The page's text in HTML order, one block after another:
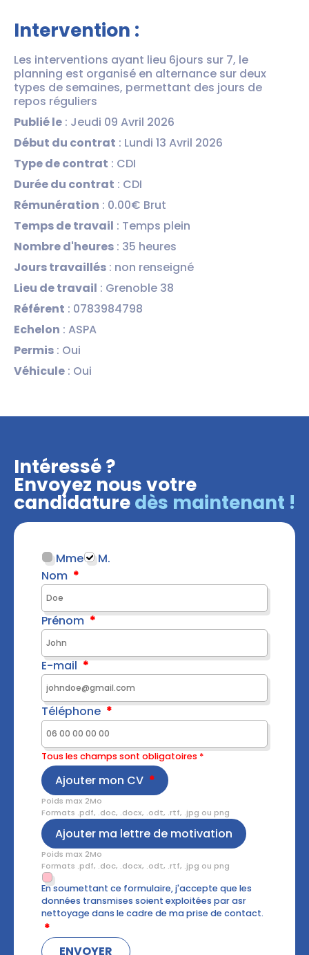
Intervention :
Les interventions ayant lieu 6jours sur 7, le
planning est organisé en alternance sur deux
types de semaines, permettant des jours de
repos réguliers
Publié le : Jeudi 09 Avril 2026
Début du contrat : Lundi 13 Avril 2026
Type de contrat : CDI
Durée du contrat : CDI
Rémunération : 0.00€ Brut
Temps de travail : Temps plein
Nombre d'heures : 35 heures
Jours travaillés : non renseigné
Lieu de travail : Grenoble 38
Référent : 0783984798
Echelon : ASPA
Permis : Oui
Véhicule : Oui
Intéressé ?
Envoyez nous votre
candidaturedès maintenant !
Mme
M.
Nom
Prénom
E-mail
Téléphone
Tous les champs sont obligatoires *
Ajouter mon CV
Poids max 2Mo
Formats .pdf, .doc, .docx, .odt, .rtf, .jpg ou png
Ajouter ma lettre de motivation
Poids max 2Mo
Formats .pdf, .doc, .docx, .odt, .rtf, .jpg ou png
En soumettant ce formulaire, j'accepte que les
données transmises soient exploitées par asr
nettoyage dans le cadre de ma prise de contact.